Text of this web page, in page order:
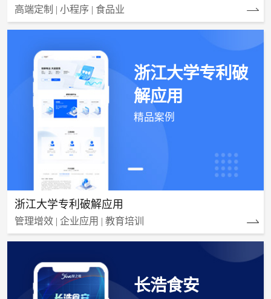
高端定制 | 小程序 | 食品业
浙江大学专利破
解应用
精品案例
浙江大学专利破解应用
管理增效 | 企业应用 | 教育培训
长浩食安